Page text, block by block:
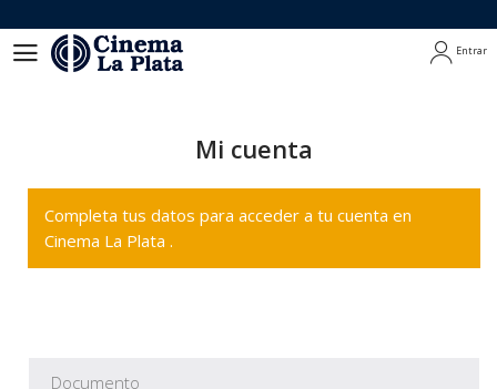
Entrar
Mi cuenta
Completa tus datos para acceder a tu cuenta en
Cinema La Plata .